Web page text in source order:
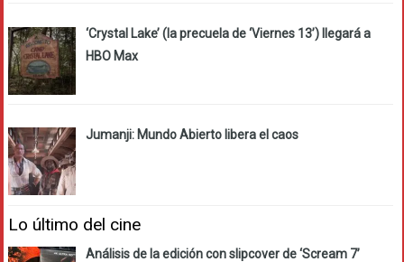
‘Crystal Lake’ (la precuela de ‘Viernes 13’) llegará a
HBO Max
Jumanji: Mundo Abierto libera el caos
Lo último del cine
Análisis de la edición con slipcover de ‘Scream 7’